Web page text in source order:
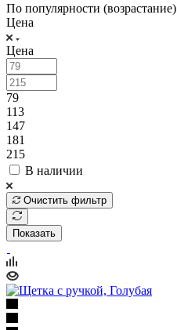
По популярности (возрастание)
Цена
Цена
79
113
147
181
215
В наличии
Очистить фильтр
Показать